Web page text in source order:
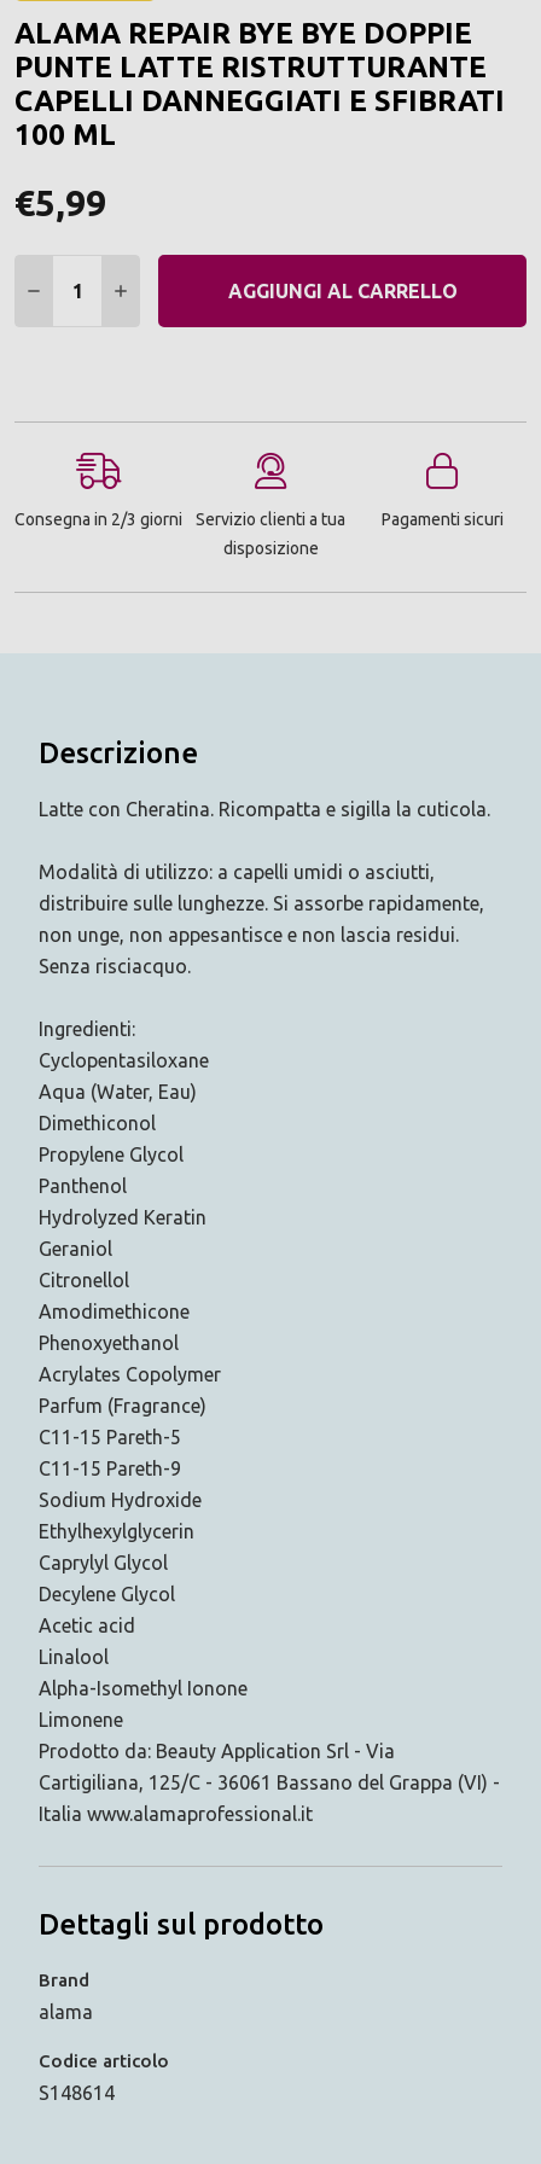
ALAMA REPAIR BYE BYE DOPPIE
PUNTE LATTE RISTRUTTURANTE
CAPELLI DANNEGGIATI E SFIBRATI
100 ML
€5,99
DIMINUIRE QUANTITÀ:
AUMENTARE QUANTITÀ:
AGGIUNGI AL CARRELLO
Consegna in 2/3 giorni
Servizio clienti a tua
disposizione
Pagamenti sicuri
Descrizione
Latte con Cheratina. Ricompatta e sigilla la cuticola.
Modalità di utilizzo: a capelli umidi o asciutti,
distribuire sulle lunghezze. Si assorbe rapidamente,
non unge, non appesantisce e non lascia residui.
Senza risciacquo.
Ingredienti:
Cyclopentasiloxane
Aqua (Water, Eau)
Dimethiconol
Propylene Glycol
Panthenol
Hydrolyzed Keratin
Geraniol
Citronellol
Amodimethicone
Phenoxyethanol
Acrylates Copolymer
Parfum (Fragrance)
C11-15 Pareth-5
C11-15 Pareth-9
Sodium Hydroxide
Ethylhexylglycerin
Caprylyl Glycol
Decylene Glycol
Acetic acid
Linalool
Alpha-Isomethyl Ionone
Limonene
Prodotto da: Beauty Application Srl - Via
Cartigiliana, 125/C - 36061 Bassano del Grappa (VI) -
Italia www.alamaprofessional.it
Dettagli sul prodotto
Brand
alama
Codice articolo
S148614